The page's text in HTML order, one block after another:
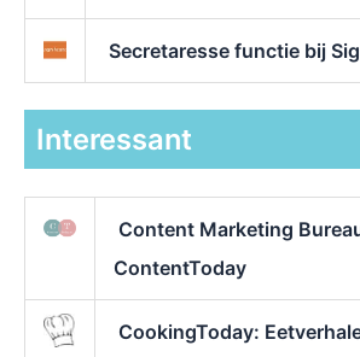
Secretaresse functie bij
Interessant
Content Marketing
ContentToday
CookingToday: